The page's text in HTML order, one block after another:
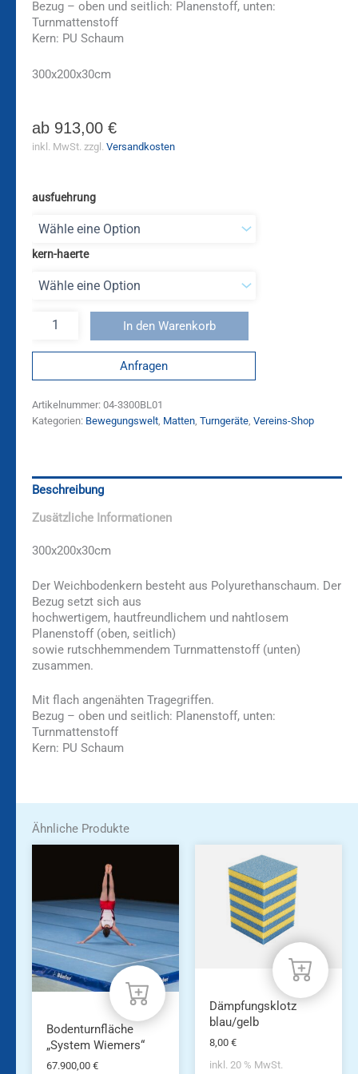
Bezug – oben und seitlich: Planenstoff, unten:
Turnmattenstoff
Kern: PU Schaum
300x200x30cm
ab 913,00 €
inkl. MwSt. zzgl. Versandkosten
ausfuehrung
kern-haerte
In den Warenkorb
Anfragen
Artikelnummer: 04-3300BL01
Kategorien: Bewegungswelt, Matten, Turngeräte, Vereins-Shop
Beschreibung
Zusätzliche Informationen
300x200x30cm
Der Weichbodenkern besteht aus Polyurethanschaum. Der
Bezug setzt sich aus
hochwertigem, hautfreundlichem und nahtlosem
Planenstoff (oben, seitlich)
sowie rutschhemmendem Turnmattenstoff (unten)
zusammen.
Mit flach angenähten Tragegriffen.
Bezug – oben und seitlich: Planenstoff, unten:
Turnmattenstoff
Kern: PU Schaum
Ähnliche Produkte
Bodenturnfläche
„System Wiemers“
67.900,00 €
Dämpfungsklotz
blau/gelb
8,00 €
inkl. 20 % MwSt.